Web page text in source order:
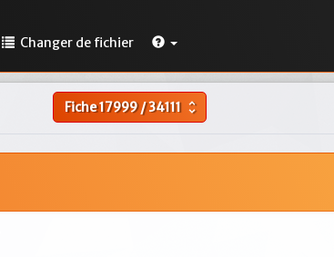
Changer de fichier
Fiche17999/34111 unfold_more